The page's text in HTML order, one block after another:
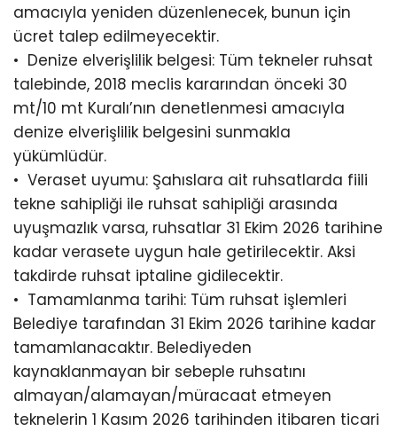
amacıyla yeniden düzenlenecek, bunun için
ücret talep edilmeyecektir.
•⁠ ⁠Denize elverişlilik belgesi: Tüm tekneler ruhsat
talebinde, 2018 meclis kararından önceki 30
mt/10 mt Kuralı’nın denetlenmesi amacıyla
denize elverişlilik belgesini sunmakla
yükümlüdür.
•⁠ ⁠Veraset uyumu: Şahıslara ait ruhsatlarda fiili
tekne sahipliği ile ruhsat sahipliği arasında
uyuşmazlık varsa, ruhsatlar 31 Ekim 2026 tarihine
kadar verasete uygun hale getirilecektir. Aksi
takdirde ruhsat iptaline gidilecektir.
•⁠ ⁠Tamamlanma tarihi: Tüm ruhsat işlemleri
Belediye tarafından 31 Ekim 2026 tarihine kadar
tamamlanacaktır. Belediyeden
kaynaklanmayan bir sebeple ruhsatını
almayan/alamayan/müracaat etmeyen
teknelerin 1 Kasım 2026 tarihinden itibaren ticari